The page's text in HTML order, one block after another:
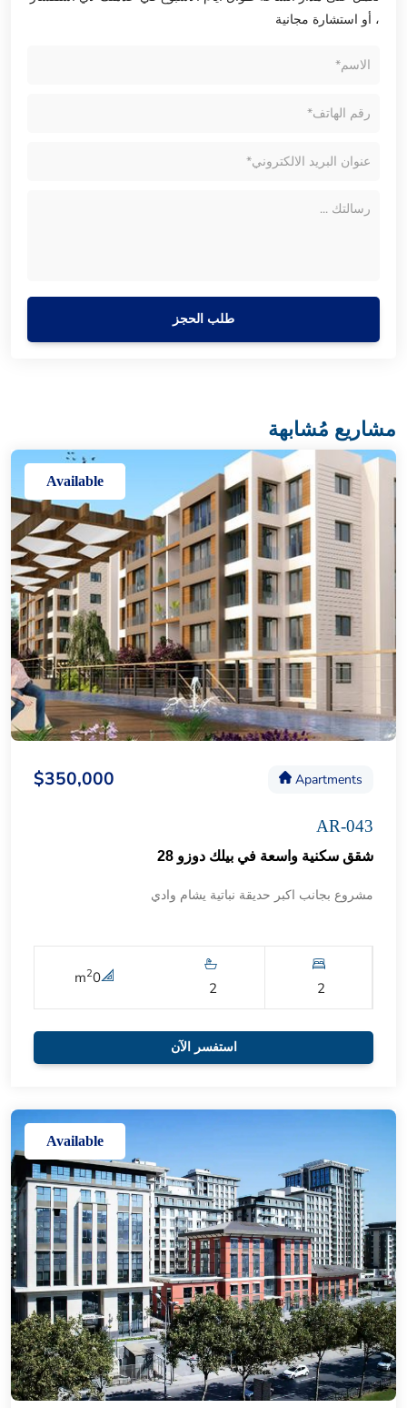
، أو استشارة مجانية
طلب الحجز
مشاريع مُشابهة
Available
Apartments
$350,000
AR-043
شقق سكنية واسعة في بيلك دوزو 28
مشروع بجانب اكبر حديقة نباتية يشام وادي
2
2
0
m2
استفسر الآن
Available